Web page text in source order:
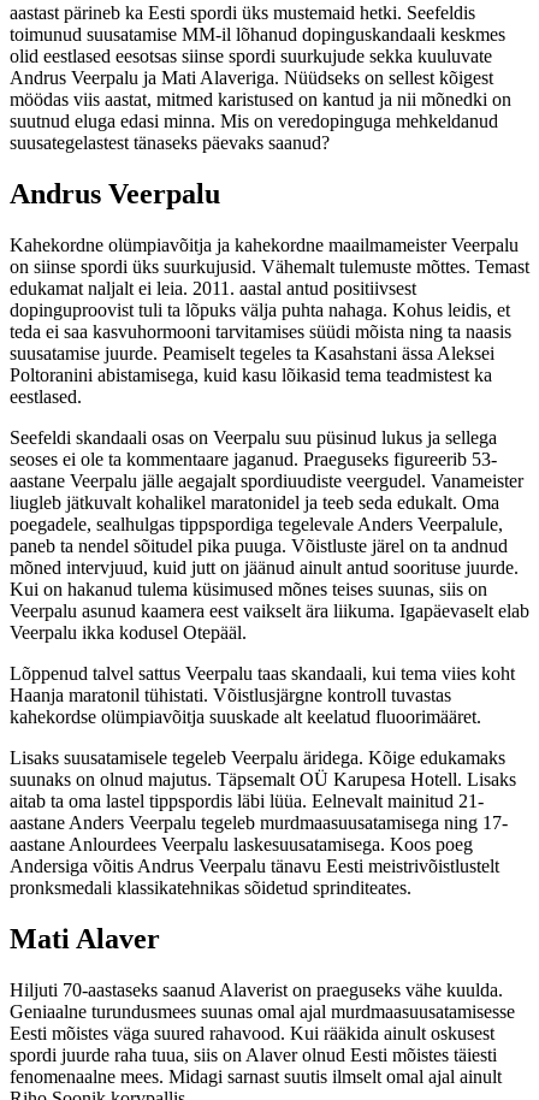
aastast pärineb ka Eesti spordi üks mustemaid hetki. Seefeldis
toimunud suusatamise MM-il lõhanud dopinguskandaali keskmes
olid eestlased eesotsas siinse spordi suurkujude sekka kuuluvate
Andrus Veerpalu ja Mati Alaveriga. Nüüdseks on sellest kõigest
möödas viis aastat, mitmed karistused on kantud ja nii mõnedki on
suutnud eluga edasi minna. Mis on veredopinguga mehkeldanud
suusategelastest tänaseks päevaks saanud?
Andrus Veerpalu
Kahekordne olümpiavõitja ja kahekordne maailmameister Veerpalu
on siinse spordi üks suurkujusid. Vähemalt tulemuste mõttes. Temast
edukamat naljalt ei leia. 2011. aastal antud positiivsest
dopinguproovist tuli ta lõpuks välja puhta nahaga. Kohus leidis, et
teda ei saa kasvuhormooni tarvitamises süüdi mõista ning ta naasis
suusatamise juurde. Peamiselt tegeles ta Kasahstani ässa Aleksei
Poltoranini abistamisega, kuid kasu lõikasid tema teadmistest ka
eestlased.
Seefeldi skandaali osas on Veerpalu suu püsinud lukus ja sellega
seoses ei ole ta kommentaare jaganud. Praeguseks figureerib 53-
aastane Veerpalu jälle aegajalt spordiuudiste veergudel. Vanameister
liugleb jätkuvalt kohalikel maratonidel ja teeb seda edukalt. Oma
poegadele, sealhulgas tippspordiga tegelevale Anders Veerpalule,
paneb ta nendel sõitudel pika puuga. Võistluste järel on ta andnud
mõned intervjuud, kuid jutt on jäänud ainult antud soorituse juurde.
Kui on hakanud tulema küsimused mõnes teises suunas, siis on
Veerpalu asunud kaamera eest vaikselt ära liikuma. Igapäevaselt elab
Veerpalu ikka kodusel Otepääl.
Lõppenud talvel sattus Veerpalu taas skandaali, kui tema viies koht
Haanja maratonil tühistati. Võistlusjärgne kontroll tuvastas
kahekordse olümpiavõitja suuskade alt keelatud fluoorimääret.
Lisaks suusatamisele tegeleb Veerpalu äridega. Kõige edukamaks
suunaks on olnud majutus. Täpsemalt OÜ Karupesa Hotell. Lisaks
aitab ta oma lastel tippspordis läbi lüüa. Eelnevalt mainitud 21-
aastane Anders Veerpalu tegeleb murdmaasuusatamisega ning 17-
aastane Anlourdees Veerpalu laskesuusatamisega. Koos poeg
Andersiga võitis Andrus Veerpalu tänavu Eesti meistrivõistlustelt
pronksmedali klassikatehnikas sõidetud sprinditeates.
Mati Alaver
Hiljuti 70-aastaseks saanud Alaverist on praeguseks vähe kuulda.
Geniaalne turundusmees suunas omal ajal murdmaasuusatamisesse
Eesti mõistes väga suured rahavood. Kui rääkida ainult oskusest
spordi juurde raha tuua, siis on Alaver olnud Eesti mõistes täiesti
fenomenaalne mees. Midagi sarnast suutis ilmselt omal ajal ainult